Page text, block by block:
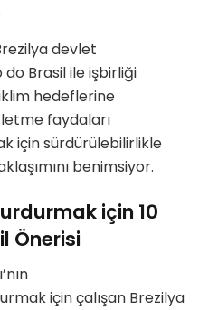
devlet
Brasil ile işbirliği
hedeflerine
faydaları
için sürdürülebilirlikle
benimsiyor.
için 10
Önerisi
için çalışan Brezilya